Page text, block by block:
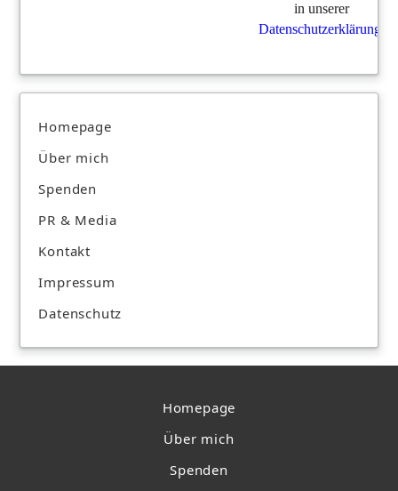
in unserer
Datenschutzerklärung
Homepage
Über mich
Spenden
PR & Media
Kontakt
Impressum
Datenschutz
Homepage
Über mich
Spenden